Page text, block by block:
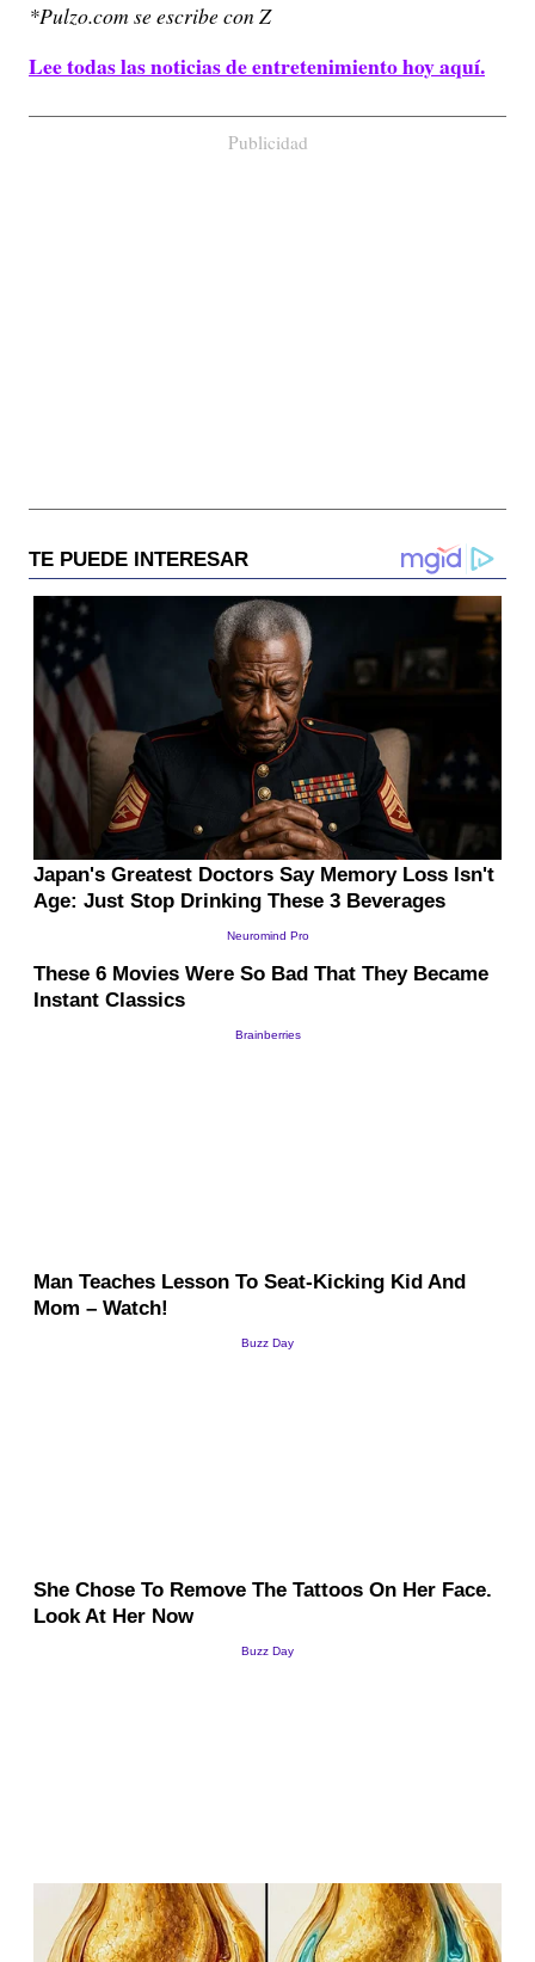
*Pulzo.com se escribe con Z
Lee todas las noticias de entretenimiento hoy aquí.
Publicidad